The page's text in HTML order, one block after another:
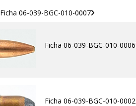
Ficha 06-039-BGC-010-0007
Ficha 06-039-BGC-010-0006
Ficha 06-039-BGC-010-0002